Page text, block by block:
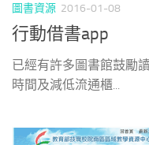
圖書資源 2016-01-08
行動借書app
已經有許多圖書館鼓勵
時間及減低流通櫃...